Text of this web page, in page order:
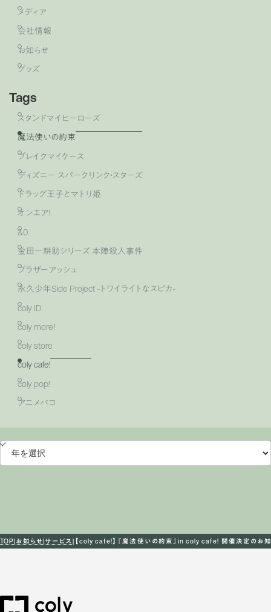
TOP お知らせ サービス 【coly cafe!】『魔法使いの約束』in coly cafe! 開催決定のお
メディア
会社情報
お知らせ
グッズ
Tags
スタンドマイヒーローズ
魔法使いの約束
ブレイクマイケース
ディズニー スパークリンク・スターズ
ドラッグ王子とマトリ姫
オンエア！
&0
金田一耕助シリーズ 本陣殺人事件
ブラザーアッシュ
永久少年Side Project -トワイライトなスピカ-
coly ID
coly more！
coly store
coly cafe!
coly pop!
アニメバコ